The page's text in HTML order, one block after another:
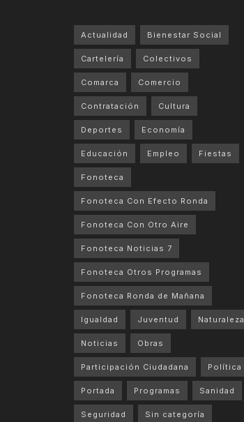
Actualidad Bienestar Social
Cartelería Colectivos
Comarca Comercio
Contratación Cultura
Deportes Economía
Educación Empleo Fiestas
Fonoteca
Fonoteca Con Efecto Ronda
Fonoteca Con Otro Aire
Fonoteca Noticias 7
Fonoteca Otros Programas
Fonoteca Ronda de Mañana
Igualdad Juventud Naturaleza
Noticias Obras
Participación Ciudadana Política
Portada Programas Sanidad
Seguridad Sin categoría